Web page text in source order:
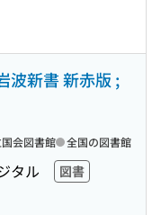
波新書 新赤版 ;
タル
図書
会図書館 全国の図書館